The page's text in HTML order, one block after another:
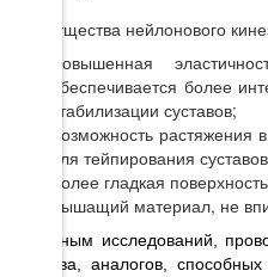
Преимущества нейлонового
Повышенная
обеспечивается более
стабилизации суставов;
Возможность
для тейпирования
Более гладкая
Дышащий материал, не
По данным исследований,
Пирогова, аналогов,